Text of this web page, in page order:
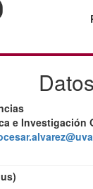
e Investigación